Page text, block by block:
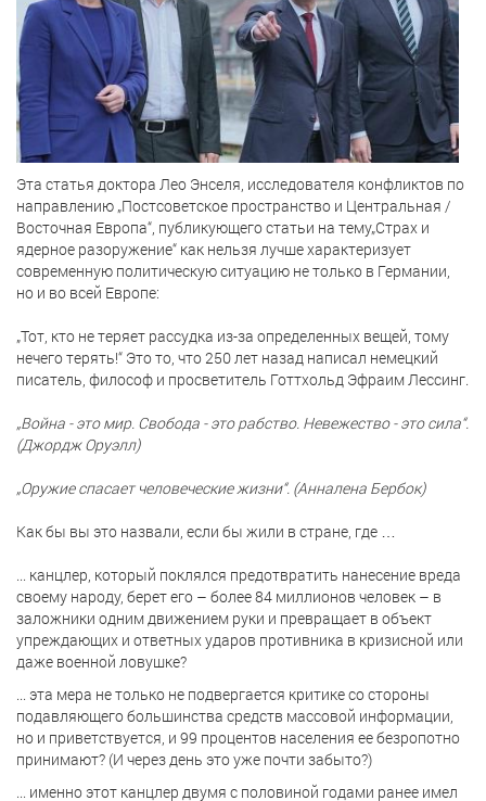
Эта статья доктора Лео Энселя, исследователя конфликтов по
направлению „Постсоветское пространство и Центральная /
Восточная Европа“, публикующего статьи на тему„Страх и
ядерное разоружение“ как нельзя лучше характеризует
современную политическую ситуацию не только в Германии,
но и во всей Европе:
„Тот, кто не теряет рассудка из-за определенных вещей, тому
нечего терять!“ Это то, что 250 лет назад написал немецкий
писатель, философ и просветитель Готтхольд Эфраим Лессинг.
„Война - это мир. Свобода - это рабство. Невежество - это сила“.
(Джордж Оруэлл)
„Оружие спасает человеческие жизни“. (Анналена Бербок)
Как бы вы это назвали, если бы жили в стране, где …
... канцлер, который поклялся предотвратить нанесение вреда
своему народу, берет его – более 84 миллионов человек – в
заложники одним движением руки и превращает в объект
упреждающих и ответных ударов противника в кризисной или
даже военной ловушке?
... эта мера не только не подвергается критике со стороны
подавляющего большинства средств массовой информации,
но и приветствуется, и 99 процентов населения ее безропотно
принимают? (И через день это уже почти забыто?)
... именно этот канцлер двумя с половиной годами ранее имел